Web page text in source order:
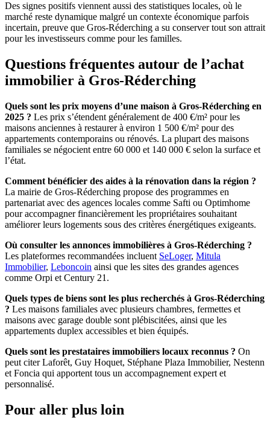
Des signes positifs viennent aussi des statistiques locales, où le
marché reste dynamique malgré un contexte économique parfois
incertain, preuve que Gros-Réderching a su conserver tout son attrait
pour les investisseurs comme pour les familles.
Questions fréquentes autour de l’achat
immobilier à Gros-Réderching
Quels sont les prix moyens d’une maison à Gros-Réderching en
2025 ? Les prix s’étendent généralement de 400 €/m² pour les
maisons anciennes à restaurer à environ 1 500 €/m² pour des
appartements contemporains ou rénovés. La plupart des maisons
familiales se négocient entre 60 000 et 140 000 € selon la surface et
l’état.
Comment bénéficier des aides à la rénovation dans la région ?
La mairie de Gros-Réderching propose des programmes en
partenariat avec des agences locales comme Safti ou Optimhome
pour accompagner financièrement les propriétaires souhaitant
améliorer leurs logements sous des critères énergétiques exigeants.
Où consulter les annonces immobilières à Gros-Réderching ?
Les plateformes recommandées incluent SeLoger, Mitula
Immobilier, Leboncoin ainsi que les sites des grandes agences
comme Orpi et Century 21.
Quels types de biens sont les plus recherchés à Gros-Réderching
? Les maisons familiales avec plusieurs chambres, fermettes et
maisons avec garage double sont plébiscitées, ainsi que les
appartements duplex accessibles et bien équipés.
Quels sont les prestataires immobiliers locaux reconnus ? On
peut citer Laforêt, Guy Hoquet, Stéphane Plaza Immobilier, Nestenn
et Foncia qui apportent tous un accompagnement expert et
personnalisé.
Pour aller plus loin